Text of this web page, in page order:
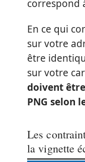
correspond
En ce qui
sur votre
être
sur votre
doivent être
PNG selon
Les
la vignette